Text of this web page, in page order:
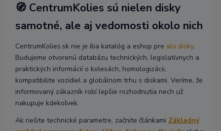
🧭 CentrumKolies sú nielen disky
samotné, ale aj vedomosti okolo nich
CentrumKolies.sk nie je iba katalóg a eshop pre alu disky.
Budujeme otvorenú databázu technických, legislatívnych a
praktických informácií o kolesách, homologizácii,
kompatibilite vozidiel a globálnom trhu s diskami. Veríme, že
informovaný zákazník robí lepšie rozhodnutia nech už
nakupuje kdekoľvek.
Ak riešite technické parametre, začnite článkami Základný